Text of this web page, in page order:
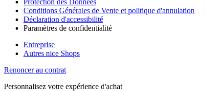
Protection des Données
Conditions Générales de Vente et politique d'annulation
Déclaration d'accessibilité
Paramètres de confidentialité
Entreprise
Autres nice Shops
Renoncer au contrat
Personnalisez votre expérience d'achat